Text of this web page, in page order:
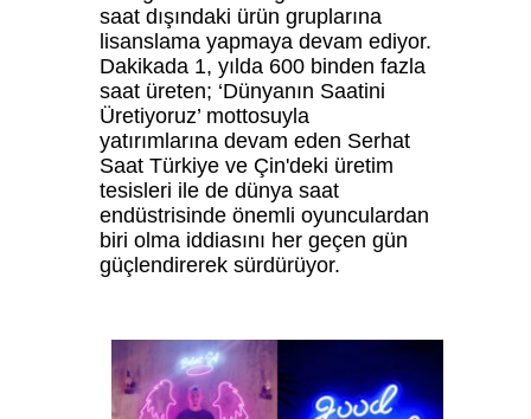
saat dışındaki ürün gruplarına
lisanslama yapmaya devam ediyor.
Dakikada 1, yılda 600 binden fazla
saat üreten; ‘Dünyanın Saatini
Üretiyoruz’ mottosuyla
yatırımlarına devam eden Serhat
Saat Türkiye ve Çin'deki üretim
tesisleri ile de dünya saat
endüstrisinde önemli oyunculardan
biri olma iddiasını her geçen gün
güçlendirerek sürdürüyor.